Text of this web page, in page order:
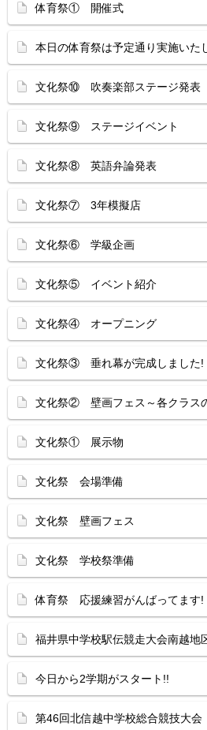
体育祭① 開催式
本日の体育祭は予定通り実施いた
文化祭⑩ 吹奏楽部ステージ発表
文化祭⑨ ステージイベント
文化祭⑧ 英語弁論発表
文化祭⑦ 3年模擬店
文化祭⑥ 学級企画
文化祭⑤ イベント紹介
文化祭④ オープニング
文化祭③ 垂れ幕が完成しました!
文化祭② 壁画フェス～各クラス
文化祭① 展示物
文化祭 会場準備
文化祭 壁画フェス
文化祭 学校祭準備
体育祭 応援練習がんばってます!
福井県中学校駅伝競走大会南越地
今日から2学期がスタート!!
第46回北信越中学校総合競技大